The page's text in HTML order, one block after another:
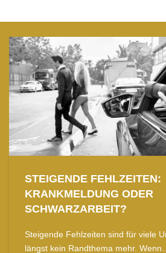
STEIGENDE FEHLZEITEN:
KRANKMELDUNG ODER
SCHWARZARBEIT?
Steigende Fehlzeiten sind für viele
längst kein Randthema mehr. Wenn…